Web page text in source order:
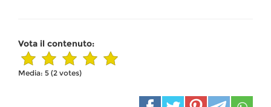
Vota il contenuto:
Media: 5 (2 votes)